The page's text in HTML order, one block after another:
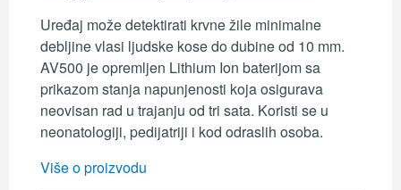
Uređaj može detektirati krvne žile minimalne
debljine vlasi ljudske kose do dubine od 10 mm.
AV500 je opremljen Lithium Ion baterijom sa
prikazom stanja napunjenosti koja osigurava
neovisan rad u trajanju od tri sata. Koristi se u
neonatologiji, pedijatriji i kod odraslih osoba.
Više o proizvodu